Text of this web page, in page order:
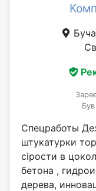
Буча
Спецработы
штукатурки
сірости в
бетона ,
дерева,